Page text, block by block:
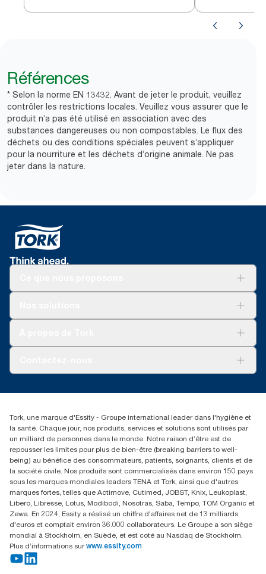
Références
* Selon la norme EN 13432. Avant de jeter le produit, veuillez
contrôler les restrictions locales. Veuillez vous assurer que le
produit n’a pas été utilisé en association avec des
substances dangereuses ou non compostables. Le flux des
déchets ou des conditions spéciales peuvent s’appliquer
pour la nourriture et les déchets d’origine animale. Ne pas
jeter dans la nature.
01 85 07 92 00
Tork, une marque d'Essity - Groupe international leader dans l'hygiène et
la santé. Chaque jour, nos produits, services et solutions sont utilisés par
un milliard de personnes dans le monde. Notre raison d’être est de
repousser les limites pour plus de bien-être (breaking barriers to well-
being) au bénéfice des consommateurs, patients, soignants, clients et de
la société civile. Nos produits sont commercialisés dans environ 150 pays
sous les marques mondiales leaders TENA et Tork, ainsi que d'autres
marques fortes, telles que Actimove, Cutimed, JOBST, Knix, Leukoplast,
Libero, Libresse, Lotus, Modibodi, Nosotras, Saba, Tempo, TOM Organic et
Zewa. En 2024, Essity a réalisé un chiffre d'affaires net de 13 milliards
d'euros et comptait environ 36.000 collaborateurs. Le Groupe a son siège
mondial à Stockholm, en Suède, et est coté au Nasdaq de Stockholm.
Plus d’informations sur www.essity.com